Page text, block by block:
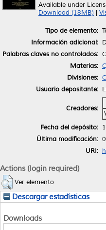
Available under
Download (18MB)
Tipo de elemento:
Información adicional:
Palabras claves no controlados:
Materias:
Divisiones:
Usuario depositante:
Creadores:
Fecha del depósito:
Última modificación:
URI:
Actions (login required)
Ver elemento
Descargar estadísticas
Downloads